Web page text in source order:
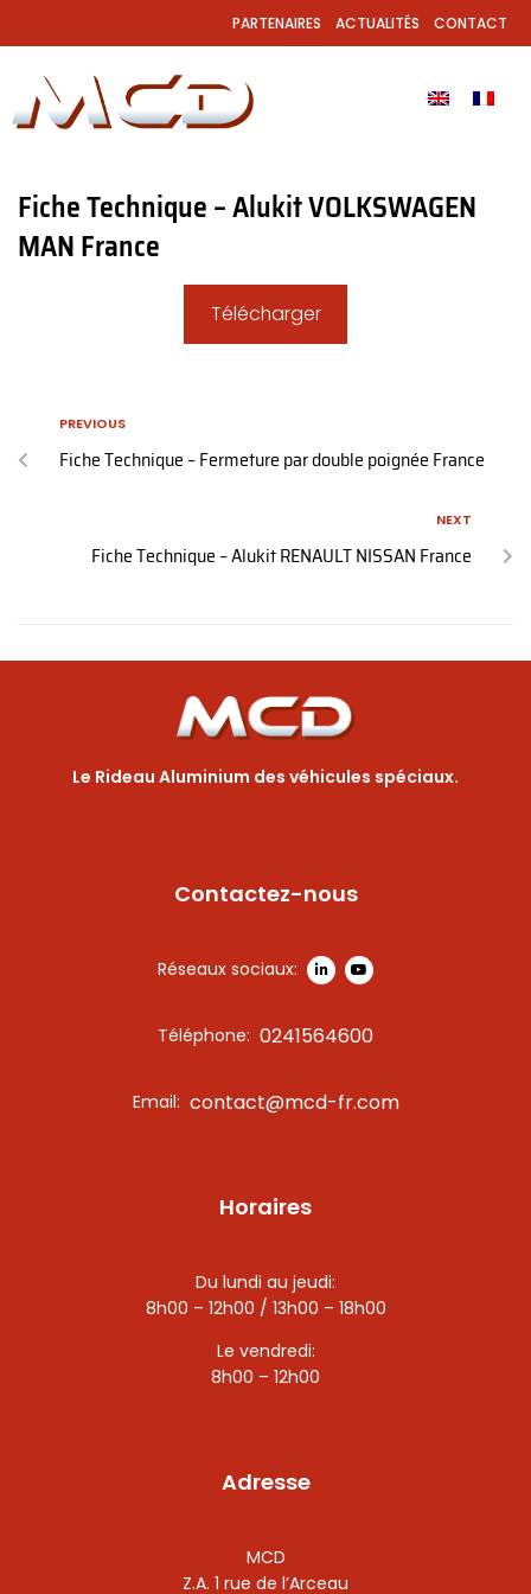
PARTENAIRES ACTUALITÉS CONTACT
Fiche Technique – Alukit VOLKSWAGEN
MAN France
Télécharger
PREVIOUS
Fiche Technique – Fermeture par double poignée France
NEXT
Fiche Technique – Alukit RENAULT NISSAN France
Le Rideau Aluminium des véhicules spéciaux.
Contactez-nous
Réseaux sociaux:
Téléphone: 0241564600
Email: contact@mcd-fr.com
Horaires
Du lundi au jeudi:
8h00 – 12h00 / 13h00 – 18h00
Le vendredi:
8h00 – 12h00
Adresse
MCD
Z.A. 1 rue de l’Arceau